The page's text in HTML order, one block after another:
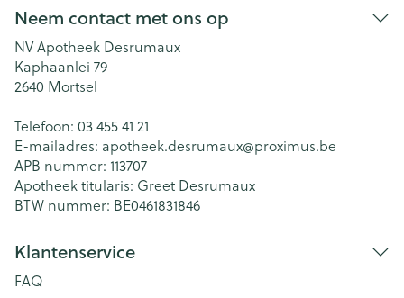
Neem contact met ons op
NV Apotheek Desrumaux
Kaphaanlei 79
2640 Mortsel
Telefoon: 03 455 41 21
E-mailadres: apotheek.desrumaux@proximus.be
APB nummer: 113707
Apotheek titularis: Greet Desrumaux
BTW nummer: BE0461831846
Klantenservice
FAQ